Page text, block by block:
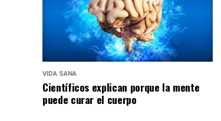
VIDA SANA
Científicos explican porque la mente
puede curar el cuerpo